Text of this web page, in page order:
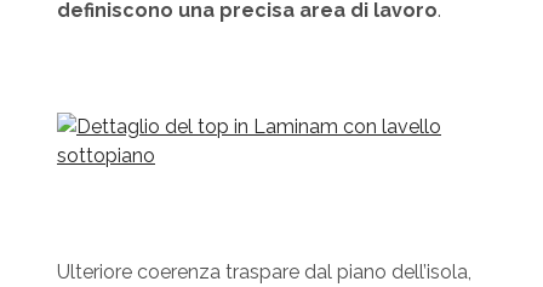
definiscono una precisa area di lavoro.
Ulteriore coerenza traspare dal piano dell’isola,